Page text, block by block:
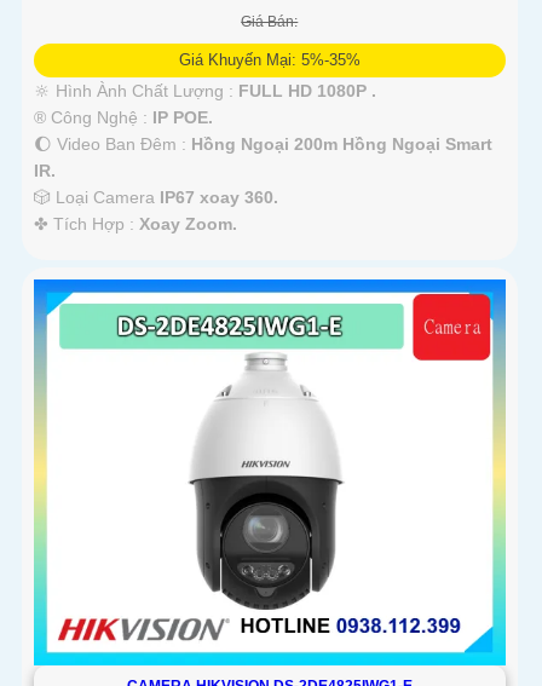
Giá Bán:
Giá Khuyến Mại: 5%-35%
🔆 Hình Ành Chất Lượng : FULL HD 1080P .
®️ Công Nghệ : IP POE.
🌔 Video Ban Đêm : Hồng Ngoại 200m Hồng Ngoại Smart
IR.
🎲 Loại Camera IP67 xoay 360.
️✤ Tích Hợp : Xoay Zoom.